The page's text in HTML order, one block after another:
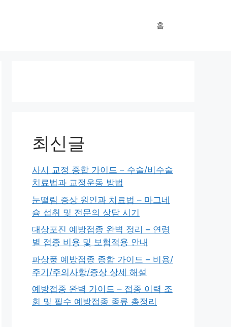
홈
최신글
사시 교정 종합 가이드 – 수술/비수술
치료법과 교정운동 방법
눈떨림 증상 원인과 치료법 – 마그네
슘 섭취 및 전문의 상담 시기
대상포진 예방접종 완벽 정리 – 연령
별 접종 비용 및 보험적용 안내
파상풍 예방접종 종합 가이드 – 비용/
주기/주의사항/증상 상세 해설
예방접종 완벽 가이드 – 접종 이력 조
회 및 필수 예방접종 종류 총정리